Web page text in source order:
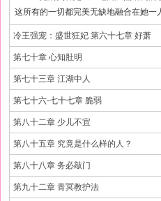
这所有的一切都完美无缺地融合在她一
冷王强宠：盛世狂妃 第六十七章 好萧
第七十章 心知肚明
第七十三章 江湖中人
第七十六-七十七章 脆弱
第八十二章 少儿不宜
第八十五章 究竟是什么样的人？
第八十八章 务必敲门
第九十二章 青冥教护法